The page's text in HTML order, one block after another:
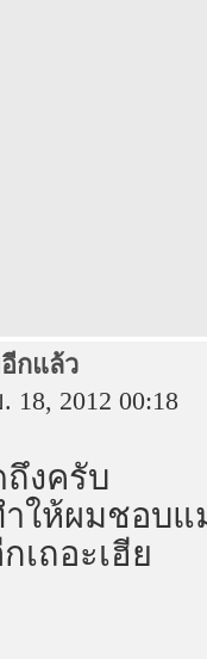
กแล้ว
18, 2012 00:18
งครับ
ให้ผมชอบ
ถอะเฮีย